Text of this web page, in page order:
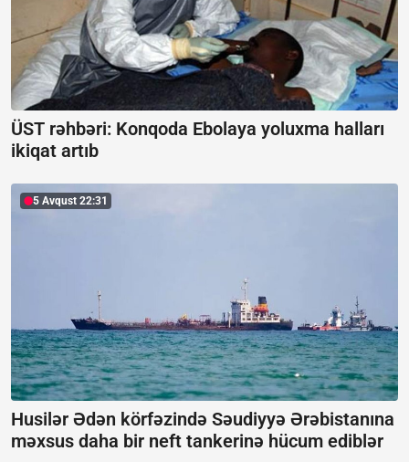
ÜST rəhbəri: Konqoda Ebolaya yoluxma halları
ikiqat artıb
5 Avqust 22:31
Husilər Ədən körfəzində Səudiyyə Ərəbistanına
məxsus daha bir neft tankerinə hücum ediblər